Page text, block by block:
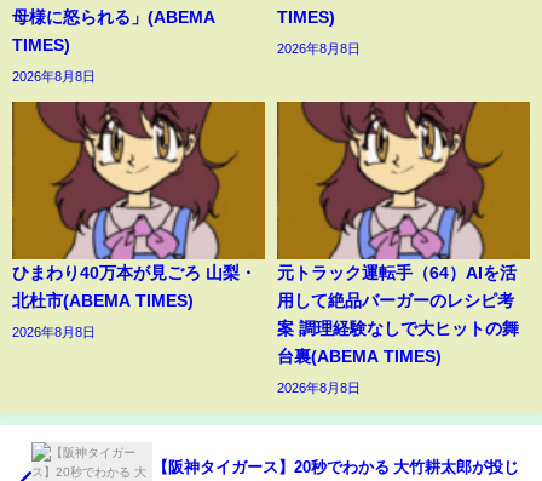
母様に怒られる」(ABEMA
TIMES)
2026年8月8日
TIMES)
2026年8月8日
ひまわり40万本が見ごろ 山梨・
北杜市(ABEMA TIMES)
2026年8月8日
元トラック運転手（64）AIを活
用して絶品バーガーのレシピ考
案 調理経験なしで大ヒットの舞
台裏(ABEMA TIMES)
2026年8月8日
【阪神タイガース】20秒でわかる 大竹耕太郎が投じ